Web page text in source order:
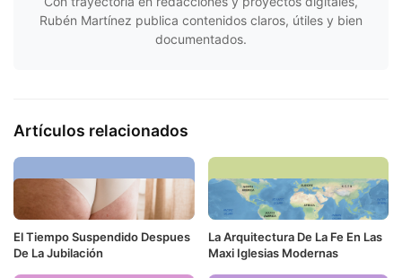
Rubén Martínez publica contenidos claros, útiles y bien
documentados.
Artículos relacionados
El Tiempo Suspendido Despues
De La Jubilación
La Arquitectura De La Fe En Las
Maxi Iglesias Modernas